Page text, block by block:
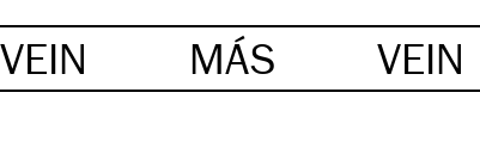
VEIN MÁS VEIN